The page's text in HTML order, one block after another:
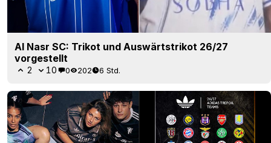
Adidas führt das Trefoil für alle größeren Teams
ein
63 13 0 19.7K 6 Std.